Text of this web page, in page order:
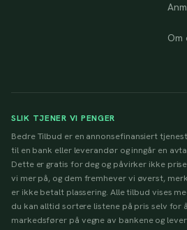
Om
SLIK TJENER VI PENGER
Bedre Tilbud er en annonsefinansiert
til en bank eller leverandør og inngår en
Dette er gratis for deg og påvirker ikke
vi mer på, og dem fremhever vi øverst,
er ikke betalt plassering. Alle tilbud vises
du kan alltid sortere listene på pris selv for
markedsfører på vegne av bankene og